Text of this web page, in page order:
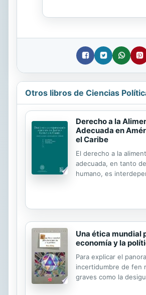
Otros libros de Ciencias
Derecho a la
Adecuada en
el Caribe
El derecho a la
adecuada, en tanto
humano, es
ejercicio de otros
enespecial, de
económicos,
disponibilidad como
sostenibilidad y
central en la agenda
América Latina y el
de respuestas
oportunas. El libro
Una ética mundial
economía y la
Para explicar el
incertidumbre de fen
graves como la